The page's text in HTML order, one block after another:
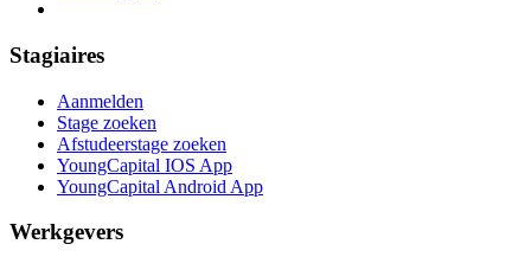
Stagiaires
Aanmelden
Stage zoeken
Afstudeerstage zoeken
YoungCapital IOS App
YoungCapital Android App
Werkgevers